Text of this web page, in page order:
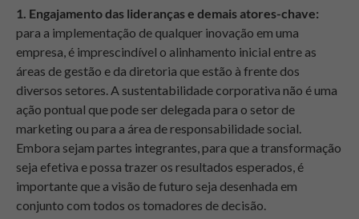
1. Engajamento das lideranças e demais atores-chave:
para a implementação de qualquer inovação em uma
empresa, é imprescindível o alinhamento inicial entre as
áreas de gestão e da diretoria que estão à frente dos
diversos setores. A sustentabilidade corporativa não é uma
ação pontual que pode ser delegada para o setor de
marketing ou para a área de responsabilidade social.
Embora sejam partes integrantes, para que a transformação
seja efetiva e possa trazer os resultados esperados, é
importante que a visão de futuro seja desenhada em
conjunto com todos os tomadores de decisão.